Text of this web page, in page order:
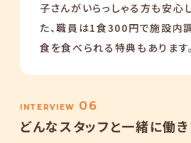
子さんがいらっしゃる方も安心
た、職員は1食300円で施設内
食を食べられる特典もあります。
INTERVIEW 06
どんなスタッフと一緒に働